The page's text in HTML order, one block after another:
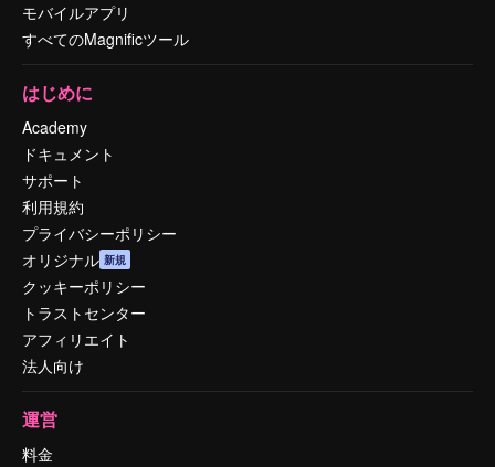
モバイルアプリ
すべてのMagnificツール
はじめに
Academy
ドキュメント
サポート
利用規約
プライバシーポリシー
オリジナル 新規
クッキーポリシー
トラストセンター
アフィリエイト
法人向け
運営
料金